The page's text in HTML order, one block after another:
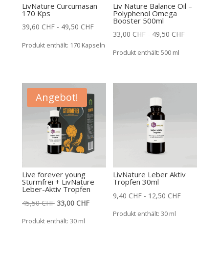
LivNature Curcumasan
170 Kps
39,60 CHF- 49,50 CHF
Produkt enthält: 170 Kapseln
Liv Nature Balance Oil –
Polyphenol Omega
Booster 500ml
33,00 CHF - 49,50 CHF
Produkt enthält: 500 ml
Angebot!
Live forever young
Sturmfrei + LivNature
Leber-Aktiv Tropfen
45,50CHF Ursprünglicher
33,00 CHFAktueller
Produkt enthält: 30 ml
LivNature Leber Aktiv
Tropfen 30ml
9,40 CHF - 12,50 CHF
Produkt enthält: 30 ml